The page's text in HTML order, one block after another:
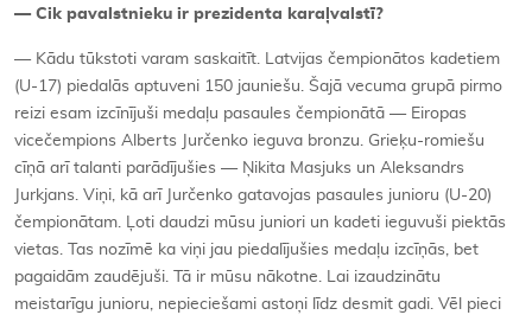
— Cik pavalstnieku ir prezidenta karaļvalstī?
— Kādu tūkstoti varam saskaitīt. Latvijas čempionātos kadetiem
(U-17) piedalās aptuveni 150 jauniešu. Šajā vecuma grupā pirmo
reizi esam izcīnījuši medaļu pasaules čempionātā — Eiropas
vicečempions Alberts Jurčenko ieguva bronzu. Grieķu-romiešu
cīņā arī talanti parādījušies — Ņikita Masjuks un Aleksandrs
Jurkjans. Viņi, kā arī Jurčenko gatavojas pasaules junioru (U-20)
čempionātam. Ļoti daudzi mūsu juniori un kadeti ieguvuši piektās
vietas. Tas nozīmē ka viņi jau piedalījušies medaļu izcīņās, bet
pagaidām zaudējuši. Tā ir mūsu nākotne. Lai izaudzinātu
meistarīgu junioru, nepieciešami astoņi līdz desmit gadi. Vēl pieci